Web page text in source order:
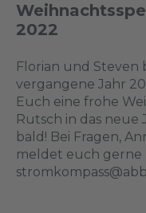
2022
Florian und Steven
vergangene Jahr
Euch eine frohe
Rutsch in das neue
bald! Bei Fragen,
meldet euch gerne